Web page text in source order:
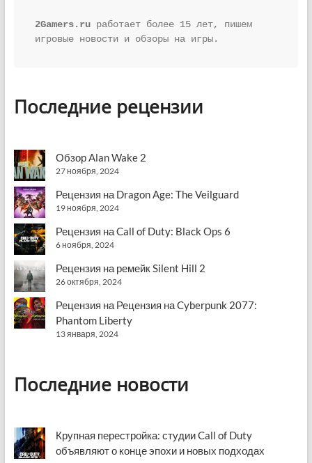
2Gamers.ru работает более 15 лет, пишем
игровые новости и обзоры на игры.
Последние рецензии
Обзор Alan Wake 2
27 ноября, 2024
Рецензия на Dragon Age: The Veilguard
19 ноября, 2024
Рецензия на Call of Duty: Black Ops 6
6 ноября, 2024
Рецензия на ремейк Silent Hill 2
26 октября, 2024
Рецензия на Рецензия на Cyberpunk 2077:
Phantom Liberty
13 января, 2024
Последние новости
Крупная перестройка: студии Call of Duty
объявляют о конце эпохи и новых подходах